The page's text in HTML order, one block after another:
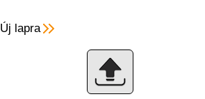
Új lapra